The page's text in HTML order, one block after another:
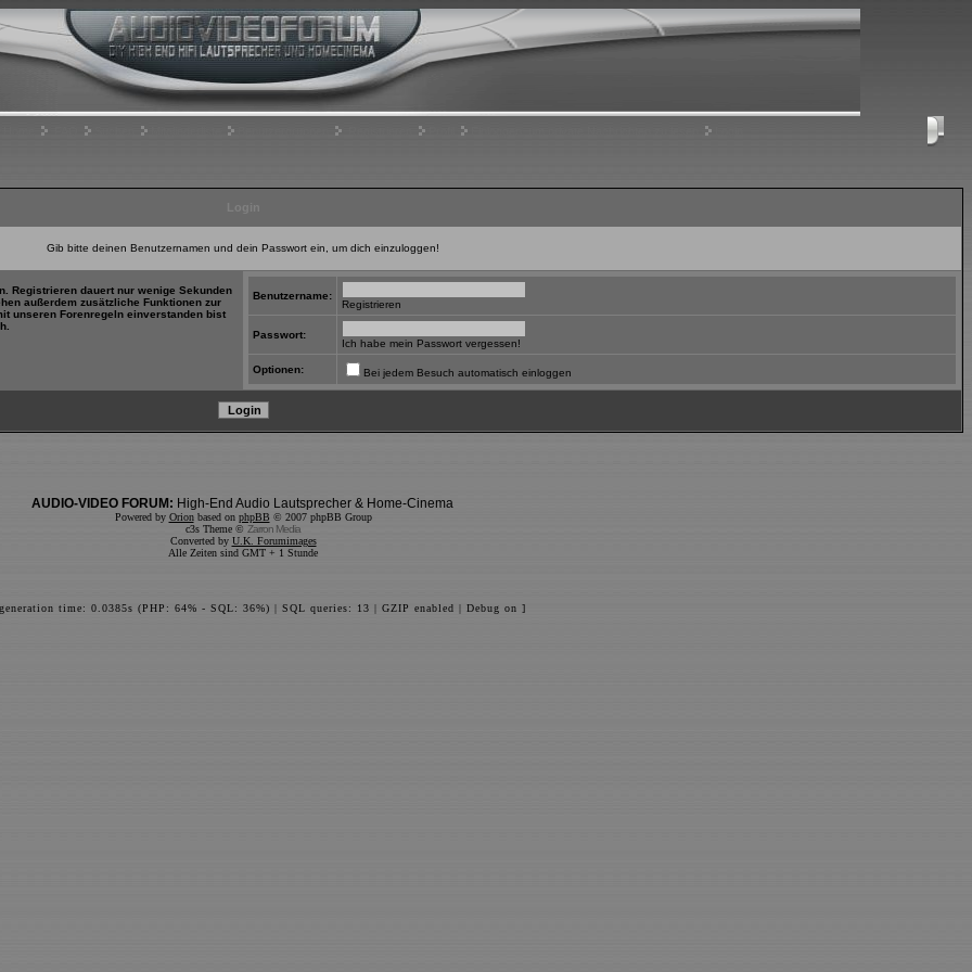
Gib bitte deinen Benutzernamen und dein Passwort ein, um dich einzuloggen!
Registrieren dauert nur wenige Sekunden
außerdem zusätzliche Funktionen zur
unseren Forenregeln einverstanden bist
Benutzername:
Registrieren
Passwort:
Ich habe mein Passwort vergessen!
Optionen: Bei jedem Besuch automatisch einloggen
AUDIO-VIDEO FORUM: High-End Audio Lautsprecher & Home-Cinema
Powered by Orionbased on phpBB © 2007 phpBB Group
c3s Theme © Zarron Media
Converted by U.K. Forumimages
Alle Zeiten sind GMT + 1 Stunde
time: 0.0385s (PHP: 64% - SQL: 36%) | SQL queries: 13 | GZIP enabled | Debug on ]